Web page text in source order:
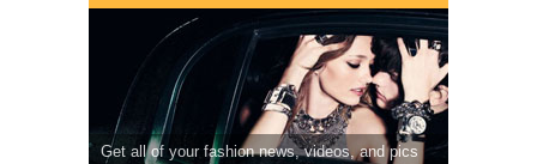
Get all of your fashion news, videos, and pics